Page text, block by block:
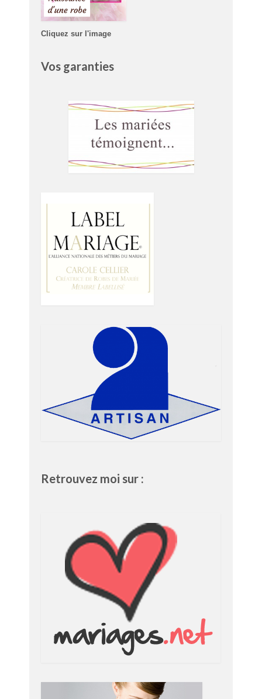
Cliquez sur l'image
Vos garanties
Retrouvez moi sur :